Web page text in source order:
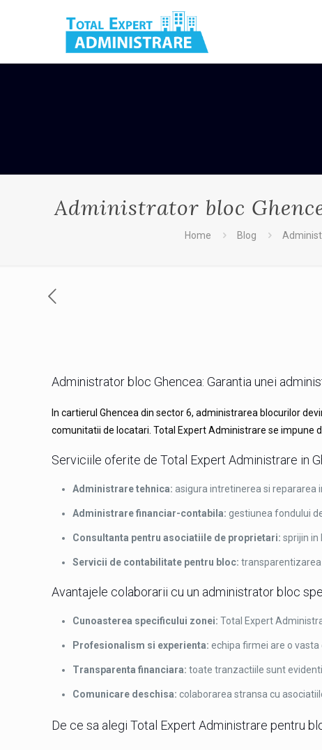
Administrator bloc
Home Blog
Administrator bloc Ghencea: Garantia unei
In cartierul Ghencea din sector 6, administrarea blocurilor
comunitatii de locatari. Total Expert Administrare se impune
Serviciile oferite de Total Expert Administrare in
Administrare tehnica: asigura intretinerea si repararea
Administrare financiar-contabila: gestiunea fondului
Consultanta pentru asociatiile de proprietari: sprijin in
Servicii de contabilitate pentru bloc: transparentizarea
Avantajele colaborarii cu un administrator bloc
Cunoasterea specificului zonei: Total Expert
Profesionalism si experienta: echipa firmei are o
Transparenta financiara: toate tranzactiile sunt
Comunicare deschisa: colaborarea stransa cu
De ce sa alegi Total Expert Administrare pentru